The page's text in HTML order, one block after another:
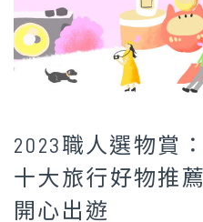
2023職人選物賞
十大旅行好物推
開心出遊